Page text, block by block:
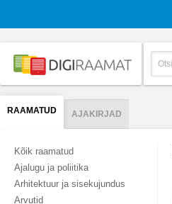
RAAMATUD AJAKIRJAD
Kõik raamatud
Ajalugu ja poliitika
Arhitektuur ja sisekujundus
Arvutid